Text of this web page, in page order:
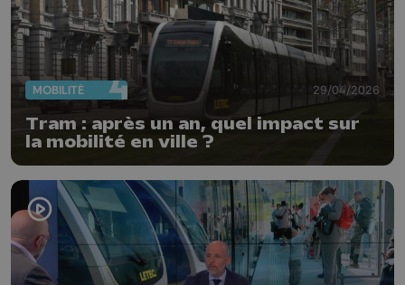
MOBILITÉ 29/04/2026
Tram : après un an, quel impact sur
la mobilité en ville ?